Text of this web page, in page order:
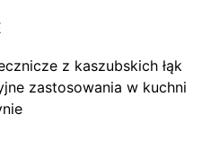
z kaszubskich łąk
zastosowania w kuchni